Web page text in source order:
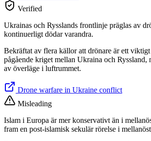
Verified
Ukrainas och Rysslands frontlinje präglas av
kontinuerligt dödar varandra.
Bekräftat av flera källor att drönare är ett
pågående kriget mellan Ukraina och Ryssland,
av överläge i luftrummet.
Drone warfare in Ukraine conflict
Misleading
Islam i Europa är mer konservativt än i
fram en post-islamisk sekulär rörelse i